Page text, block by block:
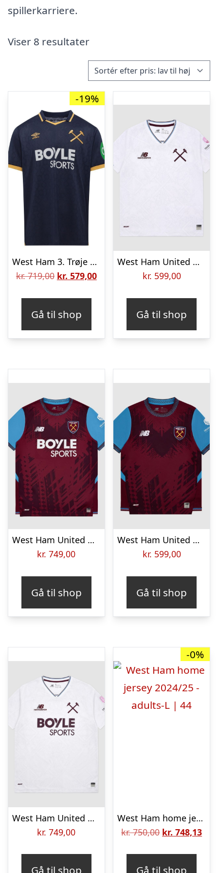
spillerkarriere.
Viser 8 resultater
-19%
West Ham 3. Trøje 2025/26
kr.719,00 Den
var:
kr. 719,00.
kr. 579,00Den
kr. 579,00.
Gå til shop
West Ham United Udebanetrøje 2026/27 Børn
kr. 599,00
Gå til shop
West Ham United Hjemmebanetrøje 2026/27
kr. 749,00
Gå til shop
West Ham United Hjemmebanetrøje 2026/27 Børn
kr. 599,00
Gå til shop
West Ham United Udebanetrøje 2026/27
kr. 749,00
Gå til shop
-0%
West Ham home jersey 2024/25 – adults-L | 44
kr.750,00 Den
kr. 748,13Den
Gå til shop